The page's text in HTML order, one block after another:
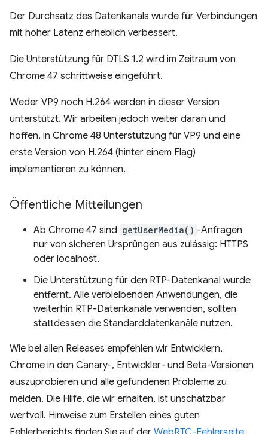
Der Durchsatz des Datenkanals wurde für Verbindungen
mit hoher Latenz erheblich verbessert.
Die Unterstützung für DTLS 1.2 wird im Zeitraum von
Chrome 47 schrittweise eingeführt.
Weder VP9 noch H.264 werden in dieser Version
unterstützt. Wir arbeiten jedoch weiter daran und
hoffen, in Chrome 48 Unterstützung für VP9 und eine
erste Version von H.264 (hinter einem Flag)
implementieren zu können.
Öffentliche Mitteilungen
Ab Chrome 47 sind getUserMedia() -Anfragen
nur von sicheren Ursprüngen aus zulässig: HTTPS
oder localhost.
Die Unterstützung für den RTP-Datenkanal wurde
entfernt. Alle verbleibenden Anwendungen, die
weiterhin RTP-Datenkanäle verwenden, sollten
stattdessen die Standarddatenkanäle nutzen.
Wie bei allen Releases empfehlen wir Entwicklern,
Chrome in den Canary-, Entwickler- und Beta-Versionen
auszuprobieren und alle gefundenen Probleme zu
melden. Die Hilfe, die wir erhalten, ist unschätzbar
wertvoll. Hinweise zum Erstellen eines guten